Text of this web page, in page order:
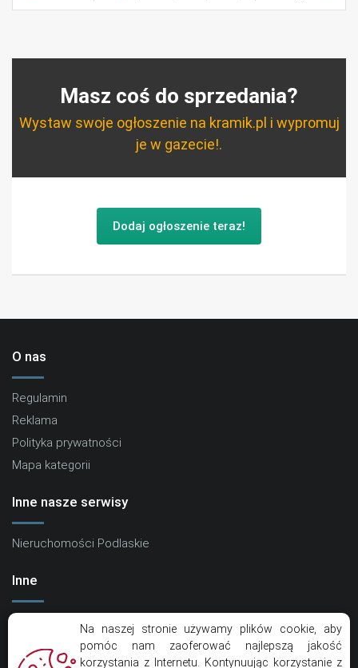
Masz coś do sprzedania?
Wystaw swoje ogłoszenie na kramik.pl i wypromuj
je w gazecie!.
Dodaj ogłoszenie teraz!
O nas
Regulamin
Reklama
Polityka prywatności
Mapa kategorii
Inne nasze serwisy
Nieruchomości Podlaskie
Inne
Na naszej stronie używamy plików cookie, aby
pomóc nam zaoferować najlepszą jakość
korzystania z Internetu. Kontynuując korzystanie z